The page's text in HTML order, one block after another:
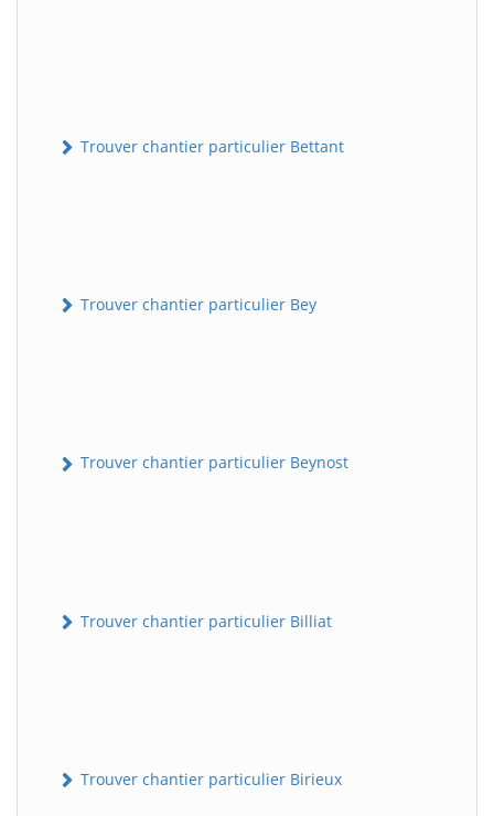
Trouver chantier particulier Bettant
Trouver chantier particulier Bey
Trouver chantier particulier Beynost
Trouver chantier particulier Billiat
Trouver chantier particulier Birieux